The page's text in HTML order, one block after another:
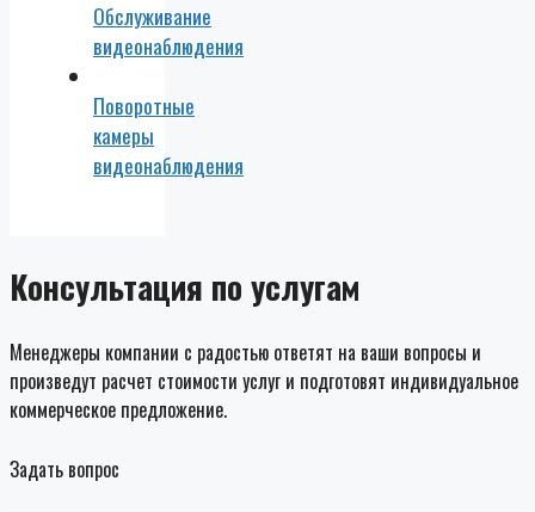
Обслуживание
видеонаблюдения
Поворотные
камеры
видеонаблюдения
Консультация по услугам
Менеджеры компании с радостью ответят на ваши вопросы и
произведут расчет стоимости услуг и подготовят индивидуальное
коммерческое предложение.
Задать вопрос